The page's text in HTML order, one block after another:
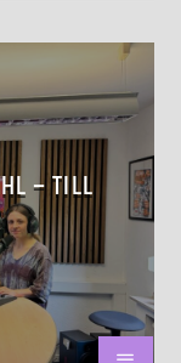
– TILL